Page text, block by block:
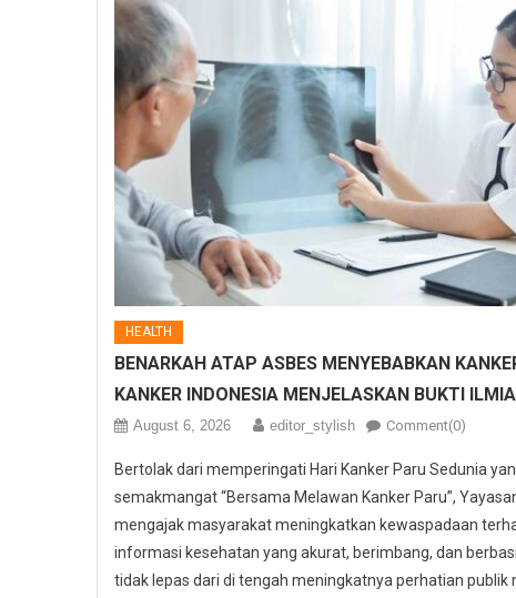
HEALTH
BENARKAH ATAP ASBES MENYEBABKAN
KANKER INDONESIA MENJELASKAN BUKTI
August 6, 2026 editor_stylish Comment(0)
Bertolak dari memperingati Hari Kanker Paru Sedunia
semakmangat “Bersama Melawan Kanker Paru”,
mengajak masyarakat meningkatkan kewaspadaan
informasi kesehatan yang akurat, berimbang, dan
tidak lepas dari di tengah meningkatnya perhatian publik